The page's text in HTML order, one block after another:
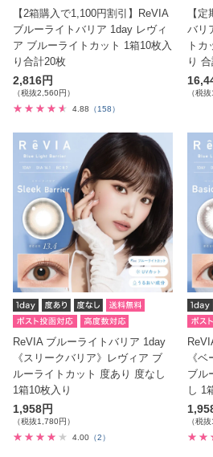
【2箱購入で1,100円割引】ReVIA
ブルーライトバリア 1day レヴィ
ア ブルーライトカット 1箱10枚入
り合計20枚
2,816円
（税抜2,560円）
4.88 （158）
【
バリ
トカ
り
（税
ReVIA ブルーライトバリア 1day
《スリークバリア》レヴィア ブ
ルーライトカット 度あり 度なし
1箱10枚入り
1,958円
（税抜1,780円）
4.00 （2）
《
ブル
し 1
（税